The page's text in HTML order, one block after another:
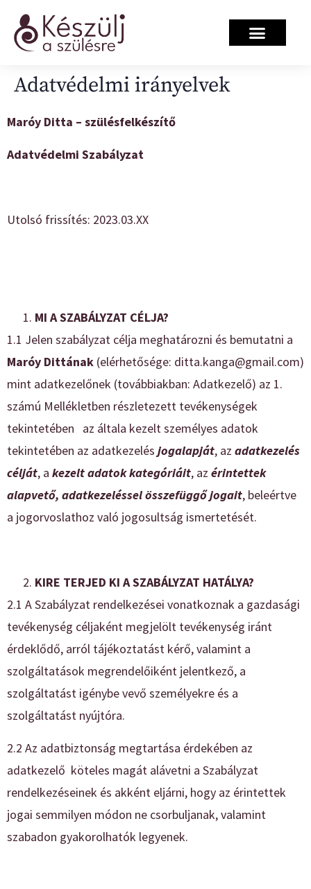
Adatvédelmi irányelvek
Maróy Ditta – szülésfelkészítő
Adatvédelmi Szabályzat
Utolsó frissítés: 2023.03.XX
MI A SZABÁLYZAT CÉLJA?
1.1 Jelen szabályzat célja meghatározni és bemutatni a
Maróy Dittának (elérhetősége: ditta.kanga@gmail.com)
mint adatkezelőnek (továbbiakban: Adatkezelő) az 1.
számú Mellékletben részletezett tevékenységek
tekintetében az általa kezelt személyes adatok
tekintetében az adatkezelés jogalapját, az adatkezelés
célját, a kezelt adatok kategóriáit, az érintettek
alapvető, adatkezeléssel összefüggő jogait, beleértve
a jogorvoslathoz való jogosultság ismertetését.
KIRE TERJED KI A SZABÁLYZAT HATÁLYA?
2.1 A Szabályzat rendelkezései vonatkoznak a gazdasági
tevékenység céljaként megjelölt tevékenység iránt
érdeklődő, arról tájékoztatást kérő, valamint a
szolgáltatások megrendelőiként jelentkező, a
szolgáltatást igénybe vevő személyekre és a
szolgáltatást nyújtóra.
2.2 Az adatbiztonság megtartása érdekében az
adatkezelő köteles magát alávetni a Szabályzat
rendelkezéseinek és akként eljárni, hogy az érintettek
jogai semmilyen módon ne csorbuljanak, valamint
szabadon gyakorolhatók legyenek.